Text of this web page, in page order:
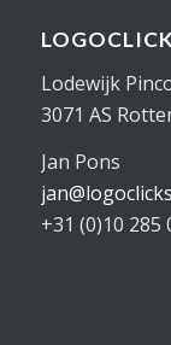
Lodewijk
3071 AS
Jan Pons
+31 (0)10 285